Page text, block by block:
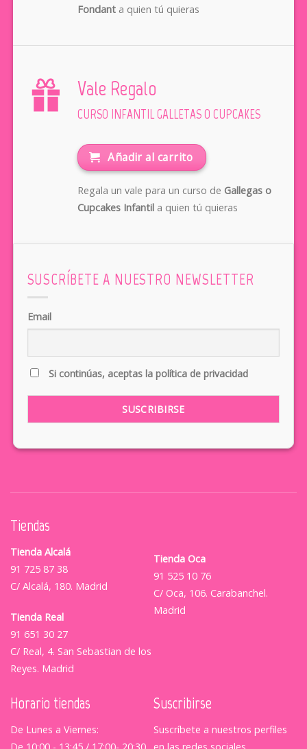
Fondanta quien tú quieras
Vale Regalo
CURSO INFANTIL GALLETAS O CUPCAKES
Añadir al carrito
Regala un vale para un curso de Gallegas o
Cupcakes Infantila quien tú quieras
SUSCRÍBETE A NUESTRO NEWSLETTER
Email
Si continúas, aceptas la política de privacidad
Tiendas
Tienda Alcalá
91 725 87 38
C/ Alcalá, 180. Madrid
Tienda Real
91 651 30 27
C/ Real, 4. San Sebastian de los
Reyes. Madrid
Tienda Oca
91 525 10 76
C/ Oca, 106. Carabanchel.
Madrid
Horario tiendas
De Lunes a Viernes:
Suscribirse
Suscríbete a nuestros perfiles